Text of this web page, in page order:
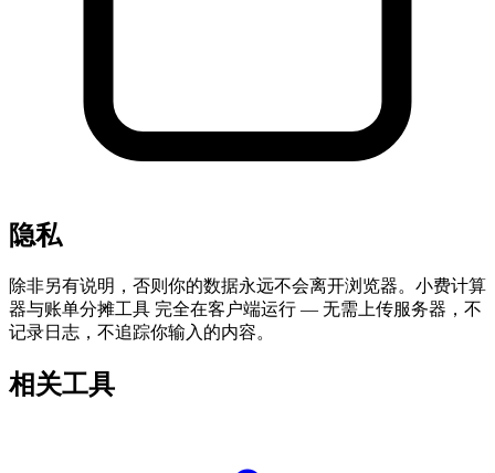
隐私
除非另有说明，否则你的数据永远不会离开浏览器。小费计算
器与账单分摊工具 完全在客户端运行 — 无需上传服务器，不
记录日志，不追踪你输入的内容。
相关工具